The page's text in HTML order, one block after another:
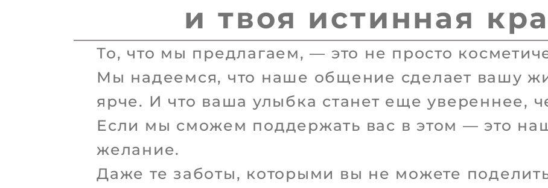
и твоя истинная
То, что мы предлагаем, — это не просто
Мы надеемся, что наше общение сделает вашу
ярче. И что ваша улыбка станет еще увереннее,
Если мы сможем поддержать вас в этом — это
желание.
Даже те заботы, которыми вы не можете